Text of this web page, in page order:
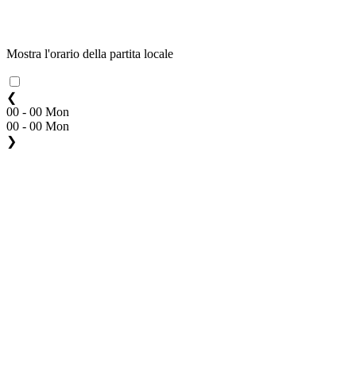
Mostra l'orario della partita locale
❮
00 - 00 Mon
00 - 00 Mon
❯